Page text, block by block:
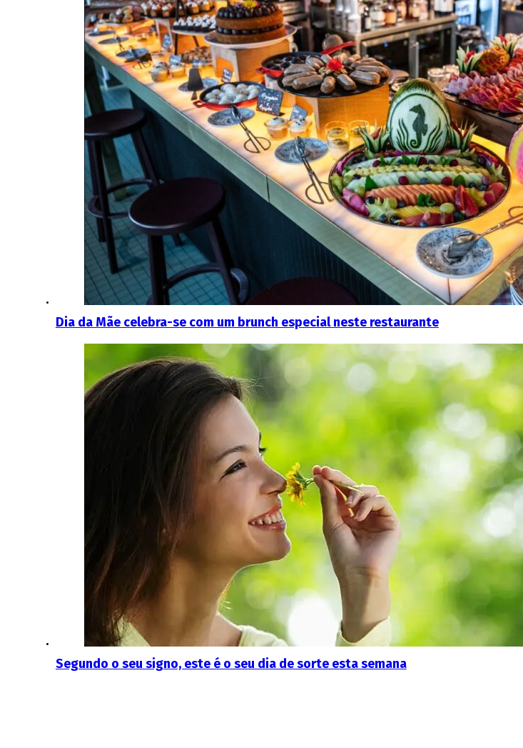
Dia da Mãe celebra-se com um brunch especial neste restaurante
Segundo o seu signo, este é o seu dia de sorte esta semana